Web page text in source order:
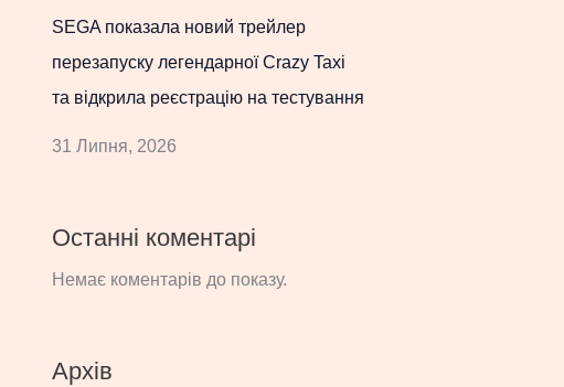
SEGA показала новий трейлер
перезапуску легендарної Crazy Taxi
та відкрила реєстрацію на тестування
31 Липня, 2026
Останні коментарі
Немає коментарів до показу.
Архів